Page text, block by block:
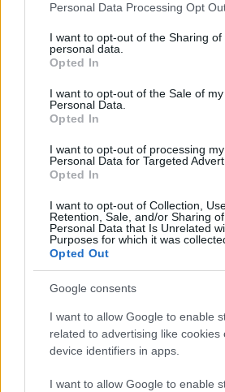
Please note that this website/app uses
not limited to your visit or usage
grant or deny consent to Google and
use your data for below specified
consent section.
Personal Data Processing Opt
I want to opt-out of the Sharing of
personal data.
Opted In
I want to opt-out of the Sale of my
Personal Data.
Opted In
I want to opt-out of processing my
Personal Data for Targeted
Opted In
I want to opt-out of Collection,
Retention, Sale, and/or Sharing
Personal Data that Is Unrelated
Purposes for which it was
Opted Out
Google consents
I want to allow Google to enable
related to advertising like cookies
device identifiers in apps.
I want to allow Google to enable
τυλίγονταιχωρίς να προξενείται
αλλοίωση στην εικόνα, ενώ
ανθεκτικές, όπως μπορείτε να
video:
Δε γνωρίζουμε πότε θα
αυτών των εύκαμπτων οθονών,
επαναστατική τεχνολογία
δρόμο σε νέα, λεπτά, ελαφριά